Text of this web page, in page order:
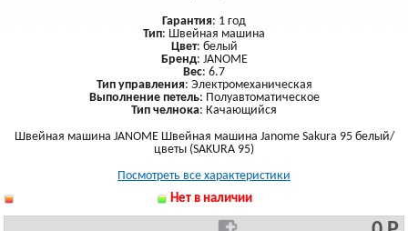
Гарантия: 1 год
Тип: Швейная машина
Цвет: белый
Бренд: JANOME
Вес: 6.7
Тип управления: Электромеханическая
Выполнение петель: Полуавтоматическое
Тип челнока: Качающийся
Швейная машина JANOME Швейная машина Janome Sakura 95 белый/
цветы (SAKURA 95)
Посмотреть все характеристики
Нет в наличии